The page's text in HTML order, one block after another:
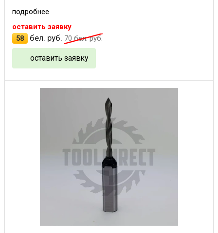
подробнее
оставить заявку
58
бел. руб. 70бел. руб.
оставить заявку